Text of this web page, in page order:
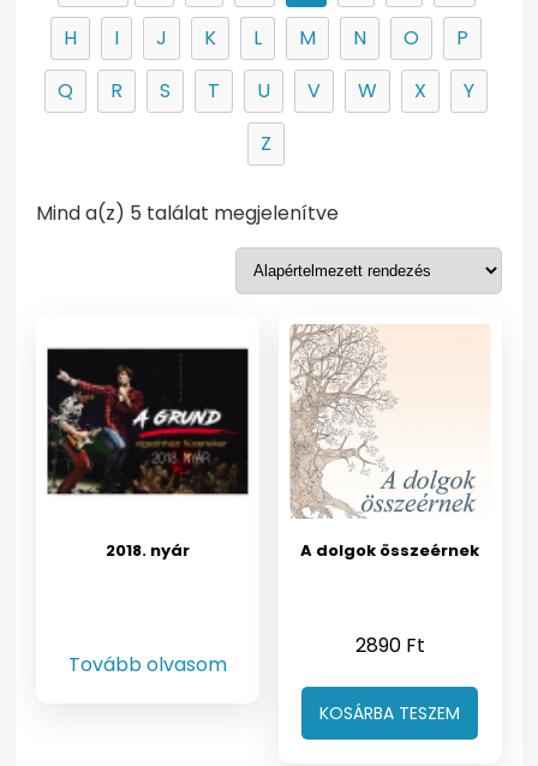
H
I J K L M N O
P
Q
R S T U V W X
Y
Z
Mind a(z) 5 találat megjelenítve
2018. nyár
Tovább olvasom
A dolgok összeérnek
2890 Ft
KOSÁRBA TESZEM